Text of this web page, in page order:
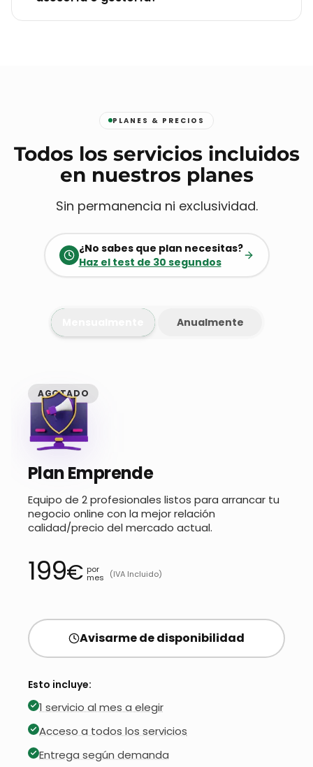
PLANES & PRECIOS
Todos los servicios incluidos
en nuestros planes
Sin permanencia ni exclusividad.
¿No sabes que plan necesitas?
Haz el test de 30 segundos
Anualmente
AGOTADO
Plan Emprende
Equipo de 2 profesionales listos para arrancar tu
negocio online con la mejor relación
calidad/precio del mercado actual.
199€ por
mes (IVA Incluido)
Avisarme de disponibilidad
Esto incluye:
1 servicio al mes a elegir
Acceso a todos los servicios
Entrega según demanda